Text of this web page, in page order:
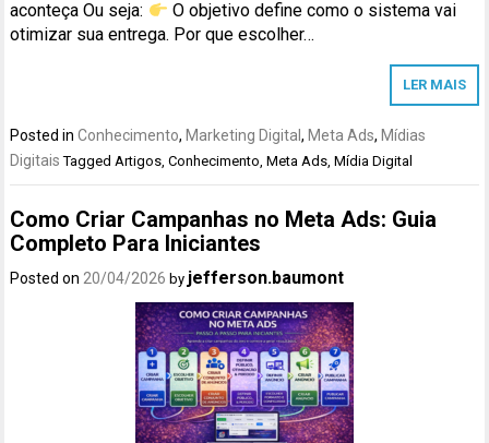
aconteça Ou seja:
O objetivo define como o sistema vai
otimizar sua entrega. Por que escolher…
LER MAIS
Posted inConhecimento, Marketing Digital, Meta Ads, Mídias
Digitais TaggedArtigos,Conhecimento,Meta Ads,Mídia Digital
Como Criar Campanhas no Meta Ads: Guia
Completo Para Iniciantes
Posted on 20/04/2026 by jefferson.baumont